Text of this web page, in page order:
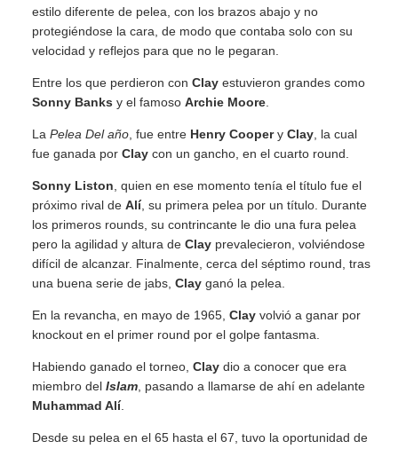
estilo diferente de pelea, con los brazos abajo y no
protegiéndose la cara, de modo que contaba solo con su
velocidad y reflejos para que no le pegaran.
Entre los que perdieron con Clay estuvieron grandes como
Sonny Banks y el famoso Archie Moore
La Pelea Del año , fue entre Henry Coopery Clay , la cual
fue ganada por Clay con un gancho, en el cuarto round.
Sonny Liston , quien en ese momento tenía el título fue el
próximo rival de Alí, su primera pelea por un título. Durante
los primeros rounds, su contrincante le dio una fura pelea
pero la agilidad y altura de Clay prevalecieron, volviéndose
difícil de alcanzar. Finalmente, cerca del séptimo round, tras
una buena serie de jabs, Clay ganó la pelea.
En la revancha, en mayo de 1965, Clay volvió a ganar por
knockout en el primer round por el golpe fantasma.
Habiendo ganado el torneo, Clay dio a conocer que era
miembro del Islam , pasando a llamarse de ahí en adelante
Muhammad Alí.
Desde su pelea en el 65 hasta el 67, tuvo la oportunidad de